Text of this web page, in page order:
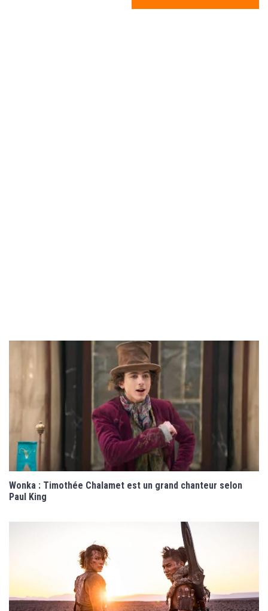
Wonka : Timothée Chalamet est un grand chanteur selon
Paul King